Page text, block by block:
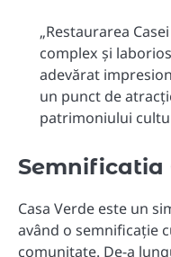
„Restaurarea
complex și
adevărat
un punct de
patrimoniului
Semnificatia
Casa Verde este un
având o semnificație
comunitate. De-a